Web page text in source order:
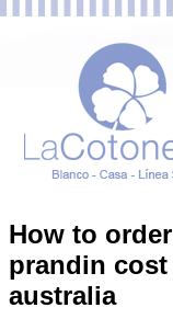
How to order
prandin cost
australia